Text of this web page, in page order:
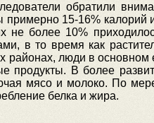
обратили
15-16% калорий
не более 10%
в то время как
районах, люди в
В более
мясо и молоко. По
белка и жира.